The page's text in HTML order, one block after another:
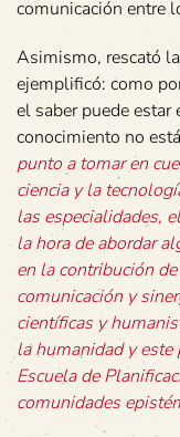
comunicación entre
Asimismo, rescató
ejemplificó: como
el saber puede
conocimiento no
punto a tomar en
ciencia y la
las especialidades,
la hora de abordar
en la contribución
comunicación y
científicas y
la humanidad y este
Escuela de
comunidades